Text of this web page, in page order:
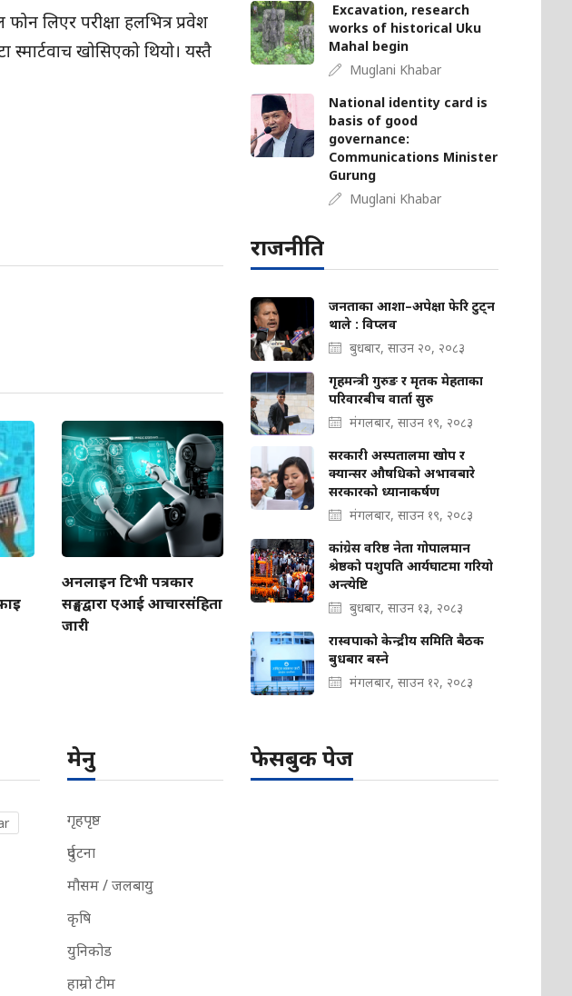
फोन लिएर परीक्षा हलभित्र प्रवेश
स्मार्टवाच खोसिएको थियो। यस्तै
अनलाइन टिभी पत्रकार
सङ्घद्वारा एआई आचारसंहिता
जारी
Excavation, research
works of historical Uku
Mahal begin
Muglani Khabar
National identity card is
basis of good
governance:
Communications Minister
Gurung
Muglani Khabar
राजनीति
जनताका आशा–अपेक्षा फेरि टुट्न
थाले : विप्लव
बुधबार, साउन २०, २०८३
गृहमन्त्री गुरुङ र मृतक मेहताका
परिवारबीच वार्ता सुरु
मंगलबार, साउन १९, २०८३
सरकारी अस्पतालमा खोप र
क्यान्सर औषधिको अभावबारे
सरकारको ध्यानाकर्षण
मंगलबार, साउन १९, २०८३
कांग्रेस वरिष्ठ नेता गोपालमान
श्रेष्ठको पशुपति आर्यघाटमा गरियो
अन्त्येष्टि
बुधबार, साउन १३, २०८३
रास्वपाको केन्द्रीय समिति बैठक
बुधबार बस्ने
मंगलबार, साउन १२, २०८३
मेनु
गृहपृष्ठ
दुर्घटना
मौसम / जलबायु
कृषि
युनिकोड
हाम्रो टीम
फेसबुक पेज